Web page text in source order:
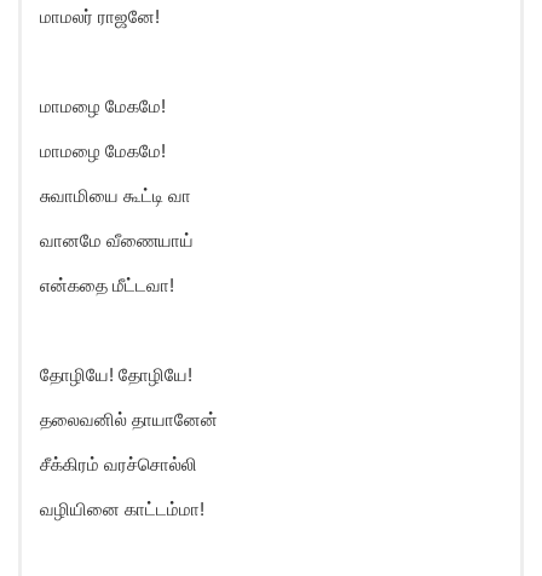
மாமலர் ராஜனே!
மாமழை மேகமே!
மாமழை மேகமே!
சுவாமியை கூட்டி வா
வானமே வீணையாய்
என்கதை மீட்டவா!
தோழியே! தோழியே!
தலைவனில் தாயானேன்
சீக்கிரம் வரச்சொல்லி
வழியினை காட்டம்மா!